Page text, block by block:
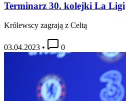
Terminarz 30. kolejki La Ligi
Królewscy zagrają z Celtą
03.04.2023 • 0